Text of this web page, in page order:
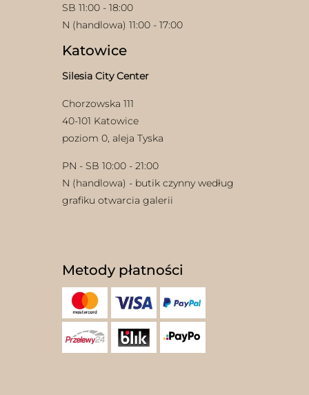
SB 11:00 - 18:00
N (handlowa) 11:00 - 17:00
Katowice
Silesia City Center
Chorzowska 111
40-101 Katowice
poziom 0, aleja Tyska
PN - SB 10:00 - 21:00
N (handlowa) - butik czynny według
grafiku otwarcia galerii
Metody płatności